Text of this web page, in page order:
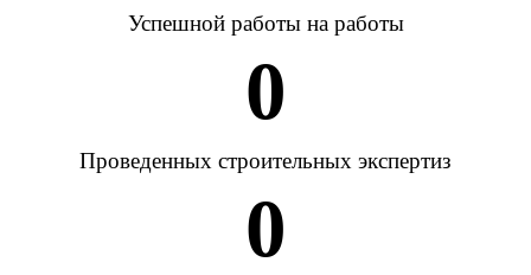
Успешной работы на работы
0
Проведенных строительных экспертиз
0